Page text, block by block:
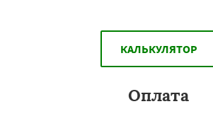
КАЛЬКУЛЯТОР
Оплата